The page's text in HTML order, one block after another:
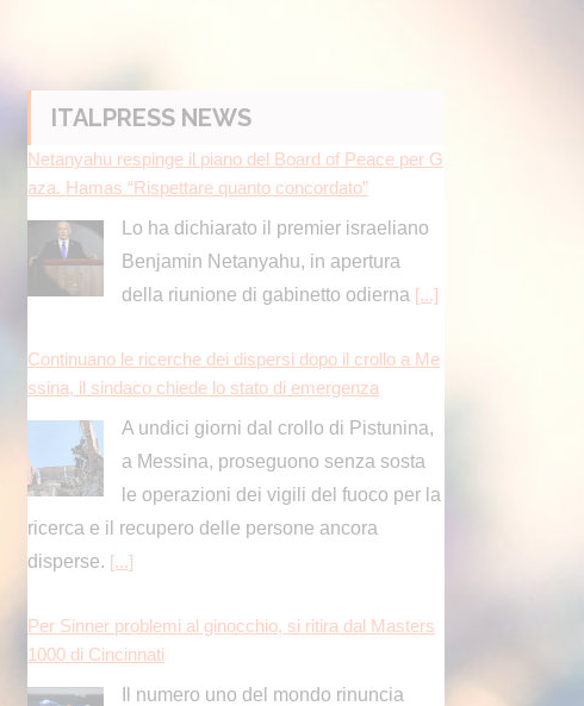
ITALPRESS NEWS
Netanyahu respinge il piano del Board of Peace per G
aza. Hamas “Rispettare quanto concordato”
Lo ha dichiarato il premier israeliano
Benjamin Netanyahu, in apertura
della riunione di gabinetto odierna [...]
Continuano le ricerche dei dispersi dopo il crollo a Me
ssina, il sindaco chiede lo stato di emergenza
A undici giorni dal crollo di Pistunina,
a Messina, proseguono senza sosta
le operazioni dei vigili del fuoco per la
ricerca e il recupero delle persone ancora
disperse. [...]
Per Sinner problemi al ginocchio, si ritira dal Masters
1000 di Cincinnati
Il numero uno del mondo rinuncia